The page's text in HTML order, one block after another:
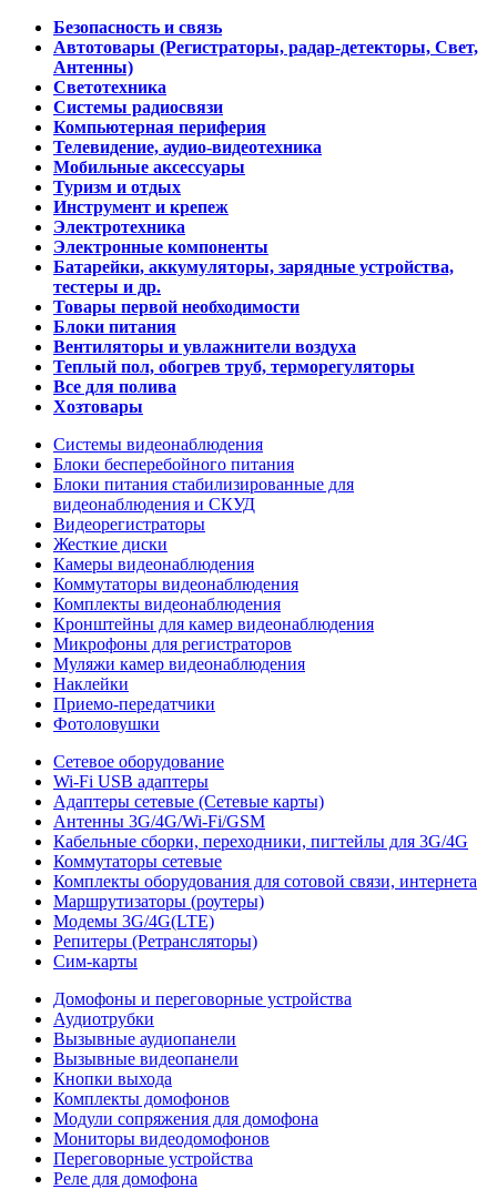
Безопасность и связь
Автотовары (Регистраторы, радар-детекторы, Свет,
Антенны)
Светотехника
Системы радиосвязи
Компьютерная периферия
Телевидение, аудио-видеотехника
Мобильные аксессуары
Туризм и отдых
Инструмент и крепеж
Электротехника
Электронные компоненты
Батарейки, аккумуляторы, зарядные устройства,
тестеры и др.
Товары первой необходимости
Блоки питания
Вентиляторы и увлажнители воздуха
Теплый пол, обогрев труб, терморегуляторы
Все для полива
Хозтовары
Системы видеонаблюдения
Блоки бесперебойного питания
Блоки питания стабилизированные для
видеонаблюдения и СКУД
Видеорегистраторы
Жесткие диски
Камеры видеонаблюдения
Коммутаторы видеонаблюдения
Комплекты видеонаблюдения
Кронштейны для камер видеонаблюдения
Микрофоны для регистраторов
Муляжи камер видеонаблюдения
Наклейки
Приемо-передатчики
Фотоловушки
Сетевое оборудование
Wi-Fi USB адаптеры
Адаптеры сетевые (Сетевые карты)
Антенны 3G/4G/Wi-Fi/GSM
Кабельные сборки, переходники, пигтейлы для 3G/4G
Коммутаторы сетевые
Комплекты оборудования для сотовой связи, интернета
Маршрутизаторы (роутеры)
Модемы 3G/4G(LTE)
Репитеры (Ретрансляторы)
Сим-карты
Домофоны и переговорные устройства
Аудиотрубки
Вызывные аудиопанели
Вызывные видеопанели
Кнопки выхода
Комплекты домофонов
Модули сопряжения для домофона
Мониторы видеодомофонов
Переговорные устройства
Реле для домофона